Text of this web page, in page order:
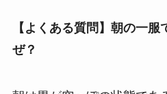
【よくある質問】朝の一
ぜ？